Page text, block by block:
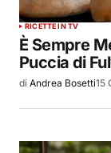
RICETTE IN TV
È Sempre
Puccia di
di Andrea Bosetti15